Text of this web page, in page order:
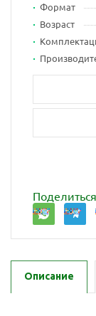
Формат
Возраст
Описание